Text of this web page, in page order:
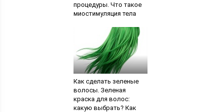
процедуры. Что такое
миостимуляция тела
Как сделать зеленые
волосы. Зеленая
краска для волос:
какую выбрать? Как